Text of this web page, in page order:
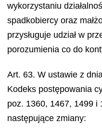
wykorzystaniu
spadkobiercy oraz
przysługuje udział w
porozumienia co do
Art. 63. W ustawie z
Kodeks postępowania
poz. 1360, 1467, 1499 i
następujące zmiany: